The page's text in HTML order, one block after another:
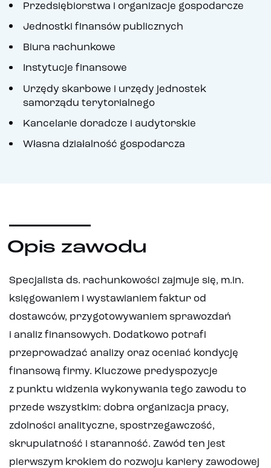
Przedsiębiorstwa i organizacje gospodarcze
Jednostki finansów publicznych
Biura rachunkowe
Instytucje finansowe
Urzędy skarbowe i urzędy jednostek
samorządu terytorialnego
Kancelarie doradcze i audytorskie
Własna działalność gospodarcza
Opis zawodu
Specjalista ds. rachunkowości zajmuje się, m.in.
księgowaniem i wystawianiem faktur od
dostawców, przygotowywaniem sprawozdań
i analiz finansowych. Dodatkowo potrafi
przeprowadzać analizy oraz oceniać kondycję
finansową firmy. Kluczowe predyspozycje
z punktu widzenia wykonywania tego zawodu to
przede wszystkim: dobra organizacja pracy,
zdolności analityczne, spostrzegawczość,
skrupulatność i staranność. Zawód ten jest
pierwszym krokiem do rozwoju kariery zawodowej